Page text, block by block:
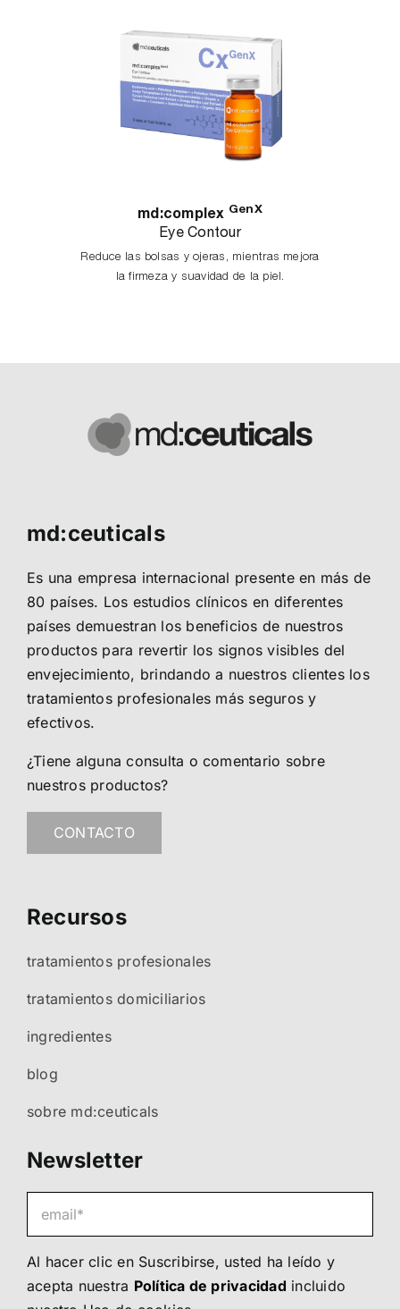
md:complex GenX
Eye Contour
Reduce las bolsas y ojeras, mientras mejora
la firmeza y suavidad de la piel.
md:ceuticals
Es una empresa internacional presente en más de
80 países. Los estudios clínicos en diferentes
países demuestran los beneficios de nuestros
productos para revertir los signos visibles del
envejecimiento, brindando a nuestros clientes los
tratamientos profesionales más seguros y
efectivos.
¿Tiene alguna consulta o comentario sobre
nuestros productos?
CONTACTO
Recursos
tratamientos profesionales
tratamientos domiciliarios
ingredientes
blog
sobre md:ceuticals
Newsletter
Al hacer clic en Suscribirse, usted ha leído y
acepta nuestra Política de privacidad incluido